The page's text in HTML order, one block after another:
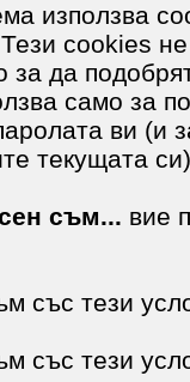
използва
cookies
за да
само за
ви (и
текущата
съм... вие
със тези
със тези